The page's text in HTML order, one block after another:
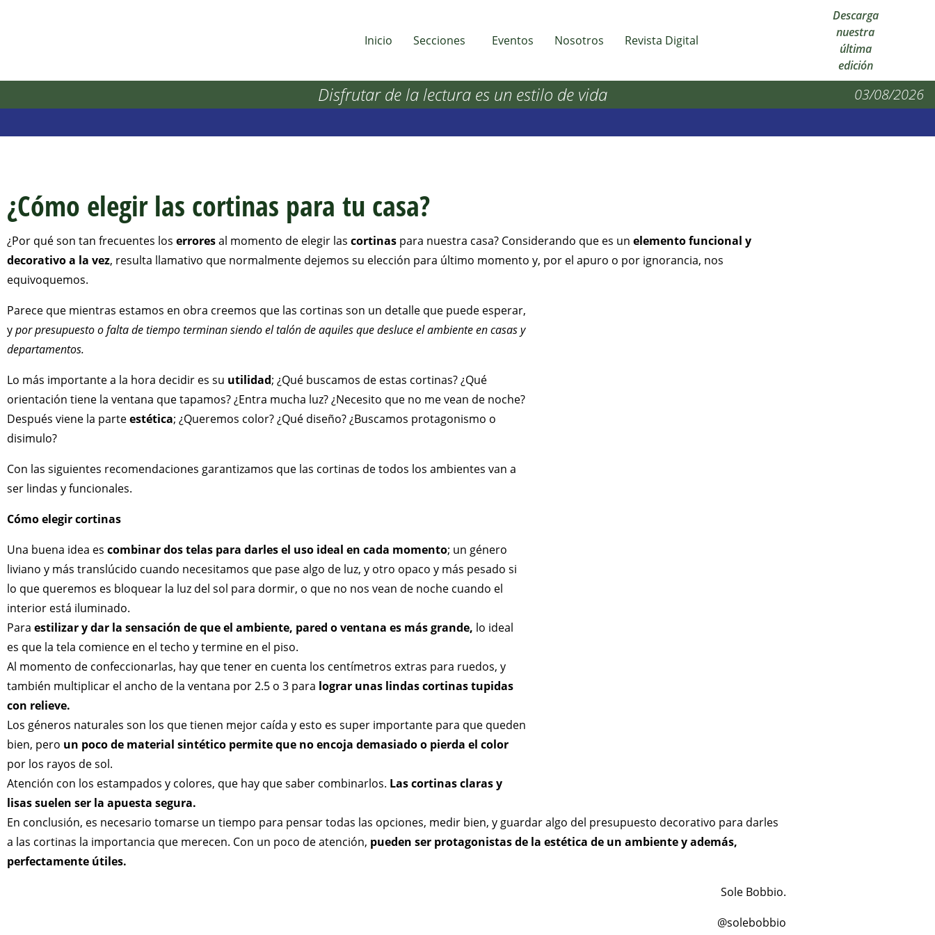
Inicio Secciones Eventos Nosotros Revista Digital
Descarga
nuestra
última
edición
Disfrutar de la lectura es un estilo de vida 03/08/2026
¿Cómo elegir las cortinas para tu casa?
¿Por qué son tan frecuentes los erroresal momento de elegir las cortinas para nuestra casa? Considerando que es un elemento funcional y
decorativo a la vez, resulta llamativo que normalmente dejemos su elección para último momento y, por el apuro o por ignorancia, nos
equivoquemos.
Parece que mientras estamos en obra creemos que las cortinas son un detalle que puede esperar,
ypor presupuesto o falta de tiempo terminan siendo el talón de aquiles que desluce el ambiente en casas y
departamentos.
Lo más importante a la hora decidir es su utilidad; ¿Qué buscamos de estas cortinas? ¿Qué
orientación tiene la ventana que tapamos? ¿Entra mucha luz? ¿Necesito que no me vean de noche?
Después viene la parteestética; ¿Queremos color? ¿Qué diseño? ¿Buscamos protagonismo o
disimulo?
Con las siguientes recomendaciones garantizamos que las cortinas de todos los ambientes van a
ser lindas y funcionales.
Cómo elegir cortinas
Una buena idea es combinar dos telas para darles el uso ideal en cada momento; un género
liviano y más translúcido cuando necesitamos que pase algo de luz, y otro opaco y más pesado si
lo que queremos es bloquear la luz del sol para dormir, o que no nos vean de noche cuando el
interior está iluminado.
Para estilizar y dar la sensación de que el ambiente, pared o ventana es más grande, lo ideal
es que la tela comience en el techo y termine en el piso.
Al momento de confeccionarlas, hay que tener en cuenta los centímetros extras para ruedos, y
también multiplicar el ancho de la ventana por 2.5 o 3 para lograr unas lindas cortinas tupidas
con relieve.
Los géneros naturales son los que tienen mejor caída y esto es super importante para que queden
bien, pero un poco de material sintético permite que no encoja demasiado o pierda el color
por los rayos de sol.
Atención con los estampados y colores, que hay que saber combinarlos. Las cortinas claras y
lisas suelen ser la apuesta segura.
En conclusión, es necesario tomarse un tiempo para pensar todas las opciones, medir bien, y guardar algo del presupuesto decorativo para darles
a las cortinas la importancia que merecen. Con un poco de atención, pueden ser protagonistas de la estética de un ambiente y además,
perfectamente útiles.
Sole Bobbio.
@solebobbio